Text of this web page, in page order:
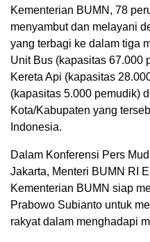
Kementerian BUMN, 78
menyambut dan melayani
yang terbagi ke dalam tiga
Unit Bus (kapasitas 67.000
Kereta Api (kapasitas
(kapasitas 5.000 pemudik)
Kota/Kabupaten yang
Indonesia.
Dalam Konferensi Pers
Jakarta, Menteri BUMN RI
Kementerian BUMN siap
Prabowo Subianto untuk
rakyat dalam menghadapi